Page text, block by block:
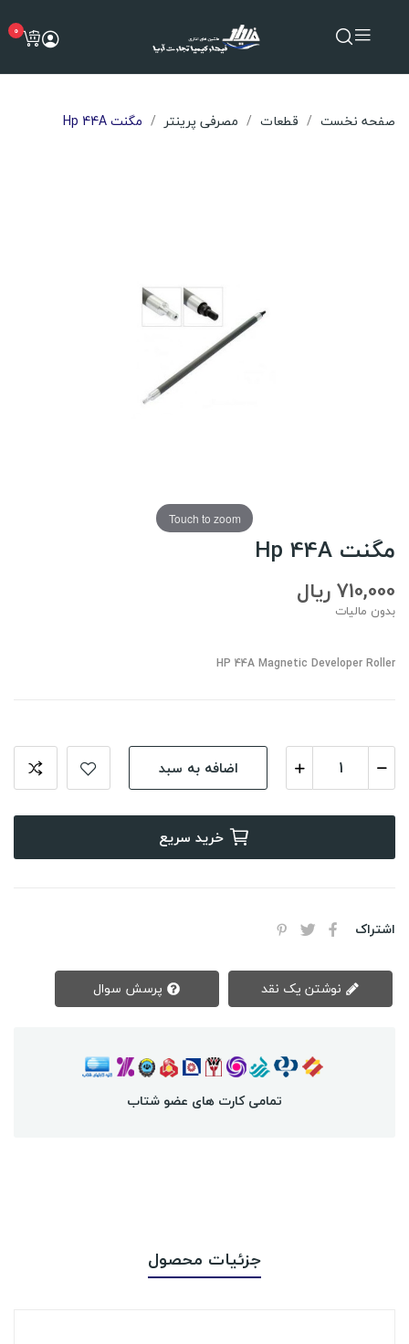
0
صفحه نخست قطعات مصرفی پرینتر مگنت Hp 44A
Touch to zoom
مگنت Hp 44A
710,000 ریال
بدون مالیات
HP 44A Magnetic Developer Roller
اضافه به سبد
خرید سریع
اشتراک
تمامی کارت های عضو شتاب
جزئیات محصول